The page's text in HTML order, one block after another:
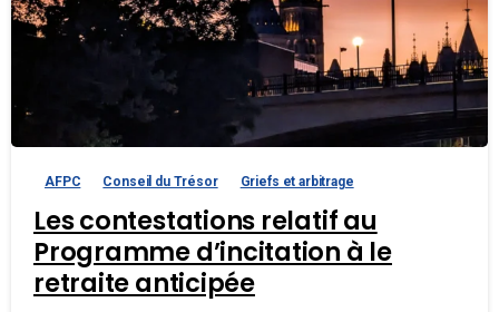
AFPC Conseil du Trésor Griefs et arbitrage
Les contestations relatif au
Programme d’incitation à le
retraite anticipée